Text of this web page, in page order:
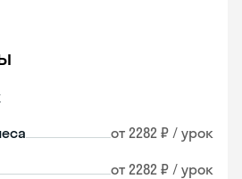
от 2282 ₽ / урок
от 2282 ₽ / урок